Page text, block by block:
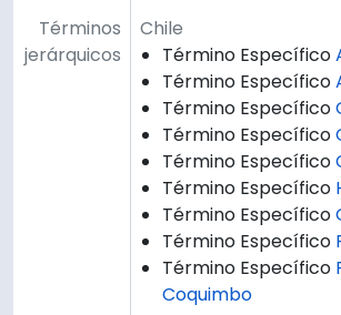
Términos
jerárquicos
Chile
Término Específico
Término Específico
Término Específico
Término Específico
Término Específico
Término Específico
Término Específico
Término Específico
Término Específico
Coquimbo